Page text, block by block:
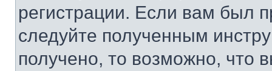
регистрации. Если вам был
следуйте полученным
получено, то возможно, что